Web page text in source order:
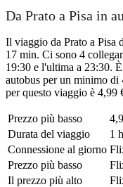
Da Prato a Pisa in
Il viaggio da Prato a Pisa
17 min. Ci sono 4
19:30 e l'ultima a 23:30.
autobus per un minimo
per questo viaggio è 4,99
Prezzo più basso
Durata del viaggio
1
Connessione al giorno
Prezzo più basso
Il prezzo più alto